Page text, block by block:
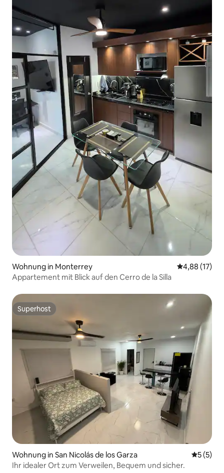
Wohnung in Monterrey
4,88 (17)
Appartement mit Blick auf den Cerro de la Silla
Superhost
Superhost
Wohnung in San Nicolás de los Garza
5 (5)
Ihr idealer Ort zum Verweilen, Bequem und sicher.